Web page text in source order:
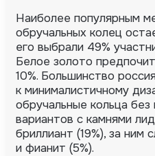
Наиболее популярным
обручальных колец
его выбрали 49%
Белое золото
10%. Большинство
к минималистичному
обручальные кольца
вариантов с камнями
бриллиант (19%), за ним
и фианит (5%).